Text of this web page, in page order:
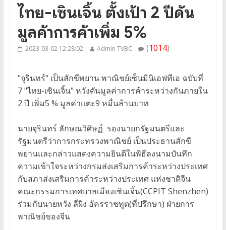
ไทย-เซินเจิ้น ตั้งเป้า 2 ปีดัน
มูลค้าการค้าเพิ่ม 5%
2023-03-02 12:28:02 Admin TVBC (1014)
"จุรินทร์" เป็นสักขีพยาน พาณิชย์เซ็นมินิเอฟทีเอ ฉบับที่
7 "ไทย-เซินเจิ้น" หวังดันมูลค่าการค้าระหว่างกันภายใน
2 ปี เพิ่ม5 % มูลค่าแตะ9 หมื่นล้านบาท
นายจุรินทร์ ลักษณวิศิษฏ์ รองนายกรัฐมนตรีและ
รัฐมนตรีว่าการกระทรวงพาณิชย์ เป็นประธานสักขี
พยานและกล่าวแสดงความยินดีในพิธีลงนามบันทึก
ความเข้าใจระหว่างกรมส่งเสริมการค้าระหว่างประเทศ
กับสภาส่งเสริมการค้าระหว่างประเทศ แห่งชาติจีน
คณะกรรมการเทศบาลเมืองเซินเจิ้น(CCPIT Shenzhen)
ร่วมกับนายหวัง ลี่ผิง อัครราชทูต(ที่ปรึกษา) ฝ่ายการ
พาณิชย์ของจีน